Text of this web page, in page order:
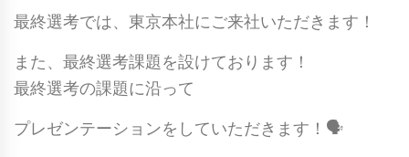
最終選考では、東京本社にご来社いただきます！
また、最終選考課題を設けております！
最終選考の課題に沿って
プレゼンテーションをしていただきます！🗣